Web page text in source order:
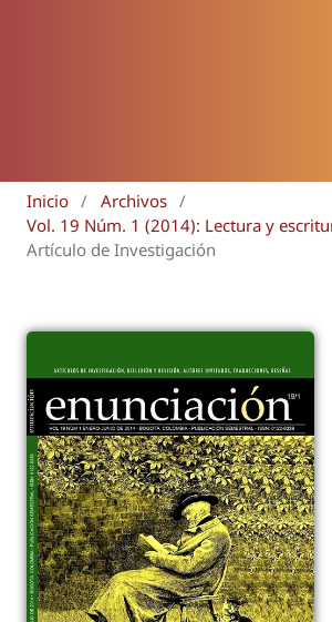
Inicio / Archivos /
Vol. 19 Núm. 1 (2014): Lectura y
Artículo de Investigación